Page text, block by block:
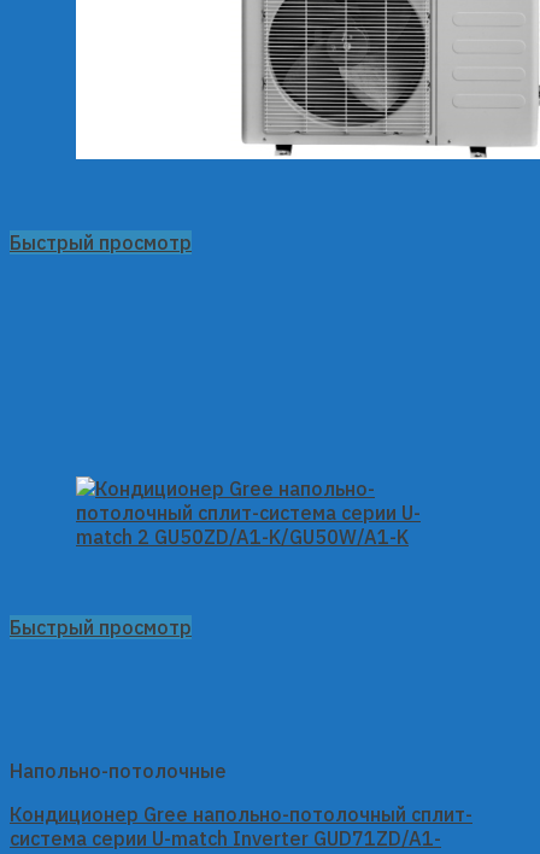
Быстрый просмотр
Быстрый просмотр
Напольно-потолочные
Кондиционер Gree напольно-потолочный сплит-
система серии U-match Inverter GUD71ZD/A1-